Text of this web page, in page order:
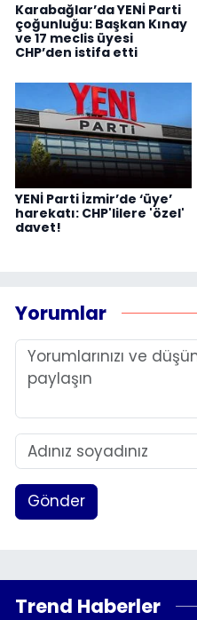
Karabağlar’da YENİ Parti
çoğunluğu: Başkan Kınay
ve 17 meclis üyesi
CHP’den istifa etti
YENİ Parti İzmir’de ‘üye’
harekatı: CHP'lilere 'özel'
davet!
Yorumlar
Gönder
Trend Haberler